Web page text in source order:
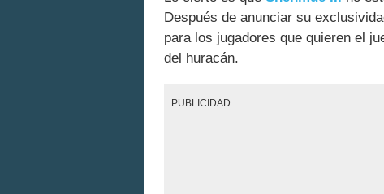
Después de anunciar su
para los jugadores que quieren el
del huracán.
PUBLICIDAD